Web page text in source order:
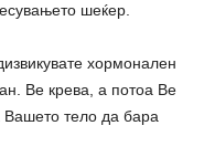
шеќер.
хормонален
Ве крева, а потоа Ве
Вашето тело да бара